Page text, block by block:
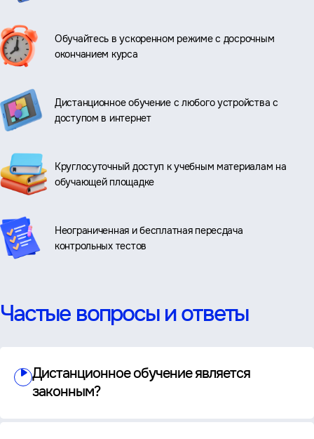
Обучайтесь в ускоренном режиме с досрочным
окончанием курса
Дистанционное обучение с любого устройства с
доступом в интернет
Круглосуточный доступ к учебным материалам на
обучающей площадке
Неограниченная и бесплатная пересдача
контрольных тестов
Частые вопросы и ответы
Дистанционное обучение является
законным?